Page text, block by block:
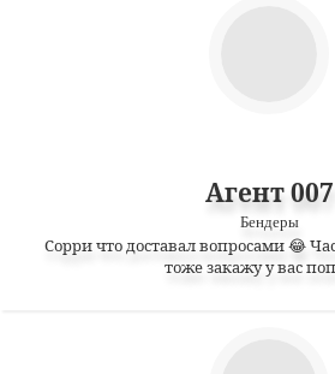
Агент 007
Бендеры
Сорри что доставал вопросами 😂
тоже закажу у вас